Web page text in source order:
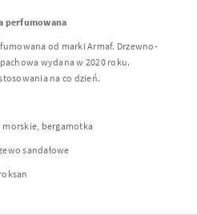
perfumowana
od marki Armaf. Drzewno-
wydana w 2020 roku.
na co dzień.
bergamotka
sandałowe